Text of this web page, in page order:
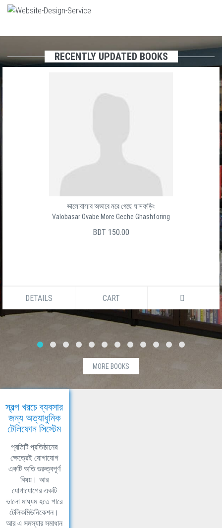
RECENTLY UPDATED BOOKS
ভালোবাসার অভাবে মরে গেছে ঘাসফড়িং
Valobasar Ovabe More Geche Ghashforing
BDT 150.00
DETAILS CART
MORE BOOKS
স্বল্প খরচে ব্যবসার
জন্য অত্যাধুনিক
টেলিফোন সিস্টেম
প্রতিটি প্রতিষ্ঠানের
ক্ষেত্রেই যোগাযোগ
একটি অতি গুরুত্বপূর্ণ
বিষয়। আর
যোগাযোগের একটি
ভালো মাধ্যম হতে পারে
টেলিকমিউনিকেশন।
আর এ সমস্যার সমাধান